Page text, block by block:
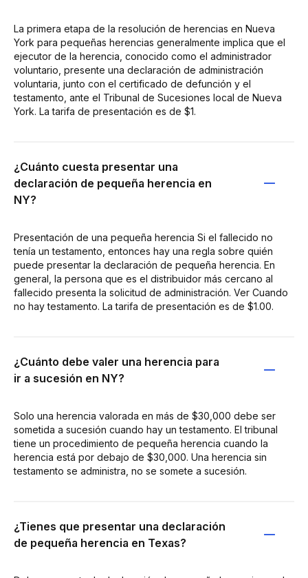
La primera etapa de la resolución de herencias en Nueva
York para pequeñas herencias generalmente implica que el
ejecutor de la herencia, conocido como el administrador
voluntario, presente una declaración de administración
voluntaria, junto con el certificado de defunción y el
testamento, ante el Tribunal de Sucesiones local de Nueva
York. La tarifa de presentación es de $1.
¿Cuánto cuesta presentar una
declaración de pequeña herencia en
NY?
Presentación de una pequeña herencia Si el fallecido no
tenía un testamento, entonces hay una regla sobre quién
puede presentar la declaración de pequeña herencia. En
general, la persona que es el distribuidor más cercano al
fallecido presenta la solicitud de administración. Ver Cuando
no hay testamento. La tarifa de presentación es de $1.00.
¿Cuánto debe valer una herencia para
ir a sucesión en NY?
Solo una herencia valorada en más de $30,000 debe ser
sometida a sucesión cuando hay un testamento. El tribunal
tiene un procedimiento de pequeña herencia cuando la
herencia está por debajo de $30,000. Una herencia sin
testamento se administra, no se somete a sucesión.
¿Tienes que presentar una declaración
de pequeña herencia en Texas?